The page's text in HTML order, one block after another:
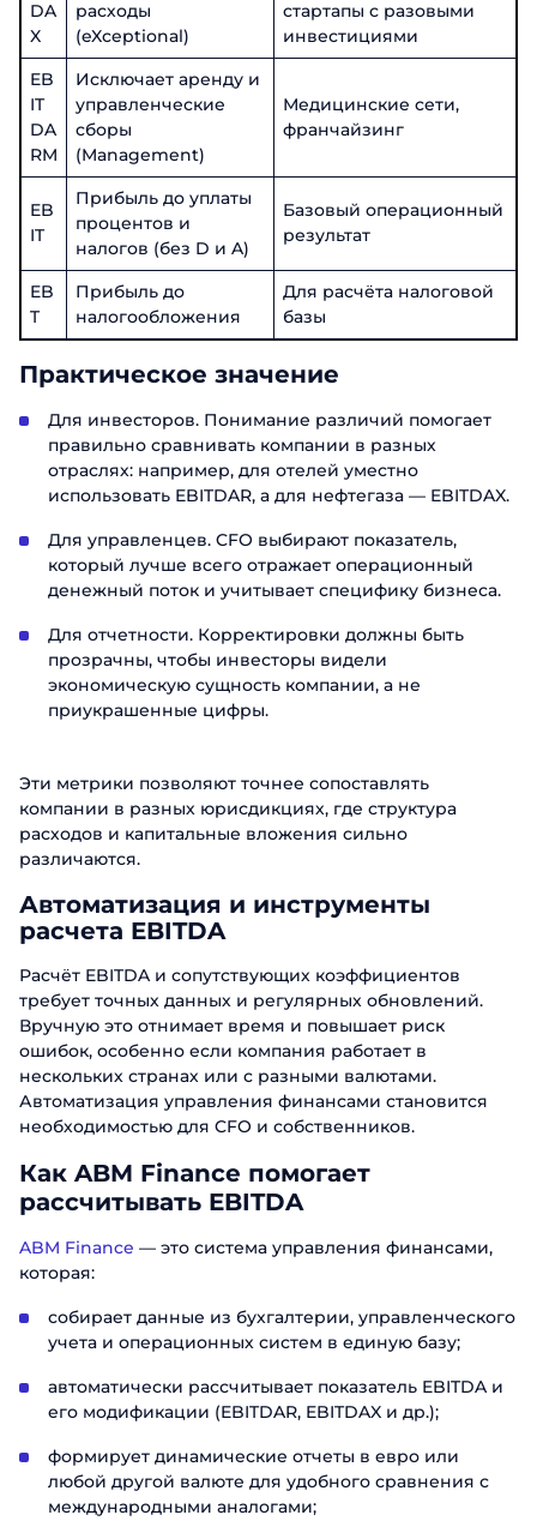
DA
X
расходы
(eXceptional)
стартапы с разовыми
инвестициями
EB
IT
DA
RM
Исключает аренду и
управленческие
сборы
(Management)
Медицинские сети,
франчайзинг
EB
IT
Прибыль до уплаты
процентов и
налогов (без D и A)
Базовый операционный
результат
EB
T
Прибыль до
налогообложения
Для расчёта налоговой
базы
Практическое значение
Для инвесторов. Понимание различий помогает
правильно сравнивать компании в разных
отраслях: например, для отелей уместно
использовать EBITDAR, а для нефтегаза — EBITDAX.
Для управленцев. CFO выбирают показатель,
который лучше всего отражает операционный
денежный поток и учитывает специфику бизнеса.
Для отчетности. Корректировки должны быть
прозрачны, чтобы инвесторы видели
экономическую сущность компании, а не
приукрашенные цифры.
Эти метрики позволяют точнее сопоставлять
компании в разных юрисдикциях, где структура
расходов и капитальные вложения сильно
различаются.
Автоматизация и инструменты
расчета EBITDA
Расчёт EBITDA и сопутствующих коэффициентов
требует точных данных и регулярных обновлений.
Вручную это отнимает время и повышает риск
ошибок, особенно если компания работает в
нескольких странах или с разными валютами.
Автоматизация управления финансами становится
необходимостью для CFO и собственников.
Как ABM Finance помогает
рассчитывать EBITDA
ABM Finance — это система управления финансами,
которая:
собирает данные из бухгалтерии, управленческого
учета и операционных систем в единую базу;
автоматически рассчитывает показатель EBITDA и
его модификации (EBITDAR, EBITDAX и др.);
формирует динамические отчеты в евро или
любой другой валюте для удобного сравнения с
международными аналогами;